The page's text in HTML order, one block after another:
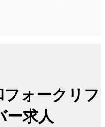
ォークリフ
ー求人